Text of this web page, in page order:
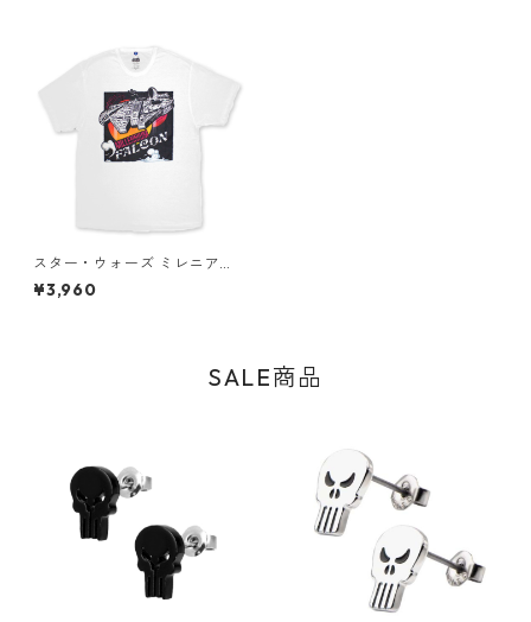
スター・ウォーズ ミレニア
ム・ファルコン Millennium F
alcon Graphic Tシャツ ホワ
¥3,960
SALE商品